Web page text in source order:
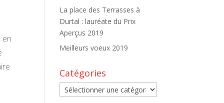
en
La place des Terrasses à
Durtal : lauréate du Prix
Aperçus 2019
Meilleurs voeux 2019
Catégories
Catégories